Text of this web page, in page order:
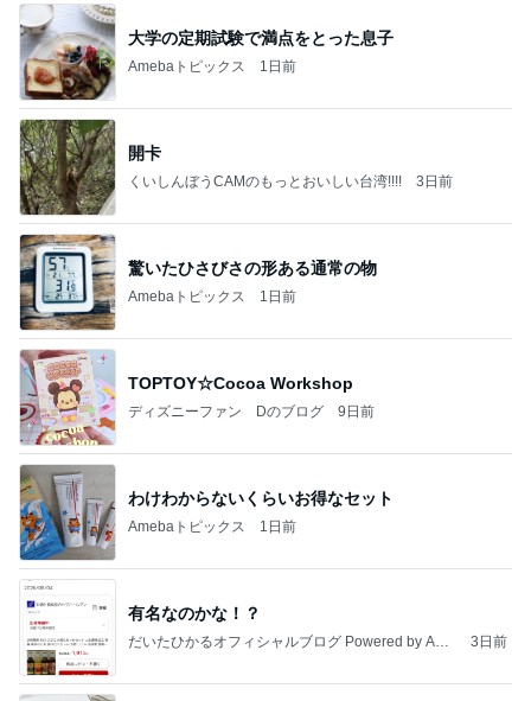
大学の定期試験で満点をとった息子
Amebaトピックス 1日前
開卡
くいしんぼうCAMのもっとおいしい台湾!!!! 3日前
驚いたひさびさの形ある通常の物
Amebaトピックス 1日前
TOPTOY☆Cocoa Workshop
ディズニーファン Dのブログ 9日前
わけわからないくらいお得なセット
Amebaトピックス 1日前
有名なのかな！？
だいたひかるオフィシャルブログ Powered by Ame
3日前